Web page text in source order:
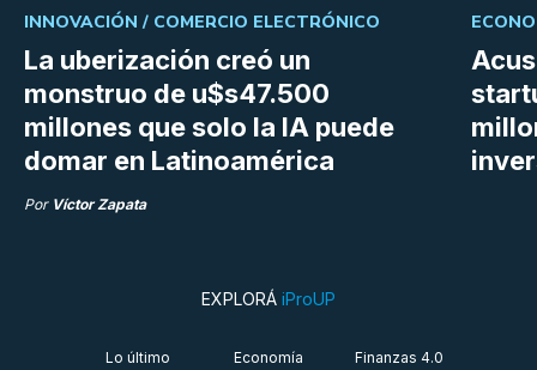
La uberización creó un
monstruo de u$s47.500
millones que solo la IA puede
domar en Latinoamérica
INNOVACIÓN / COMERCIO ELECTRÓNICO
Por Víctor Zapata
EXPLORÁ iProUP
Lo último
Economía
Finanzas 4.0